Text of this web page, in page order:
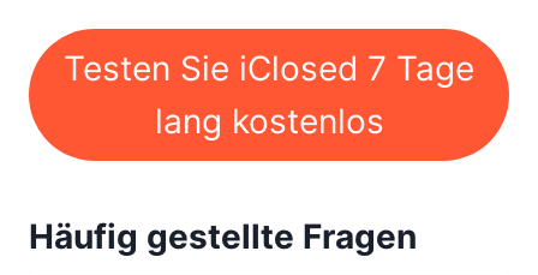
Testen Sie iClosed 7 Tage
lang kostenlos
Häufig gestellte Fragen